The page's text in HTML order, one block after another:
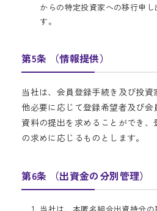
からの特定投資家への移行申
す。
第5条 （情報提供）
当社は、会員登録手続き及び投
他必要に応じて登録希望者及び
資料の提出を求めることができ、
の求めに応じるものとします。
第6条 （出資金の分別管理）